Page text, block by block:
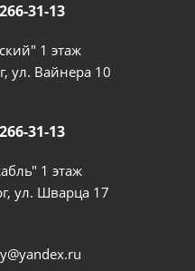
31-13
1 этаж
ул. Вайнера 10
31-13
1 этаж
ул. Шварца 17